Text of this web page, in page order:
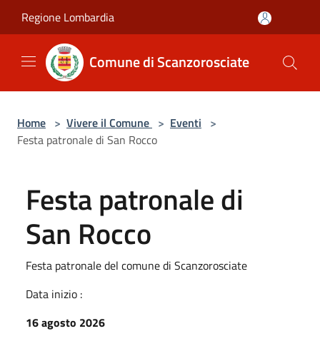
Regione Lombardia
Comune di Scanzorosciate
Home > Vivere il Comune > Eventi >
Festa patronale di San Rocco
Festa patronale di
San Rocco
Festa patronale del comune di Scanzorosciate
Data inizio :
16 agosto 2026